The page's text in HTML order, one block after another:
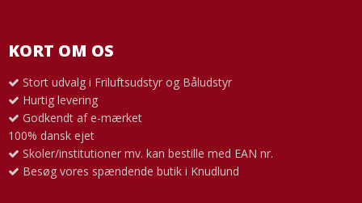
KORT OM OS
Stort udvalg i Friluftsudstyr og Båludstyr
Hurtig levering
Godkendt af e-mærket
100% dansk ejet
Skoler/institutioner mv. kan bestille med EAN nr.
Besøg vores spændende butik i Knudlund